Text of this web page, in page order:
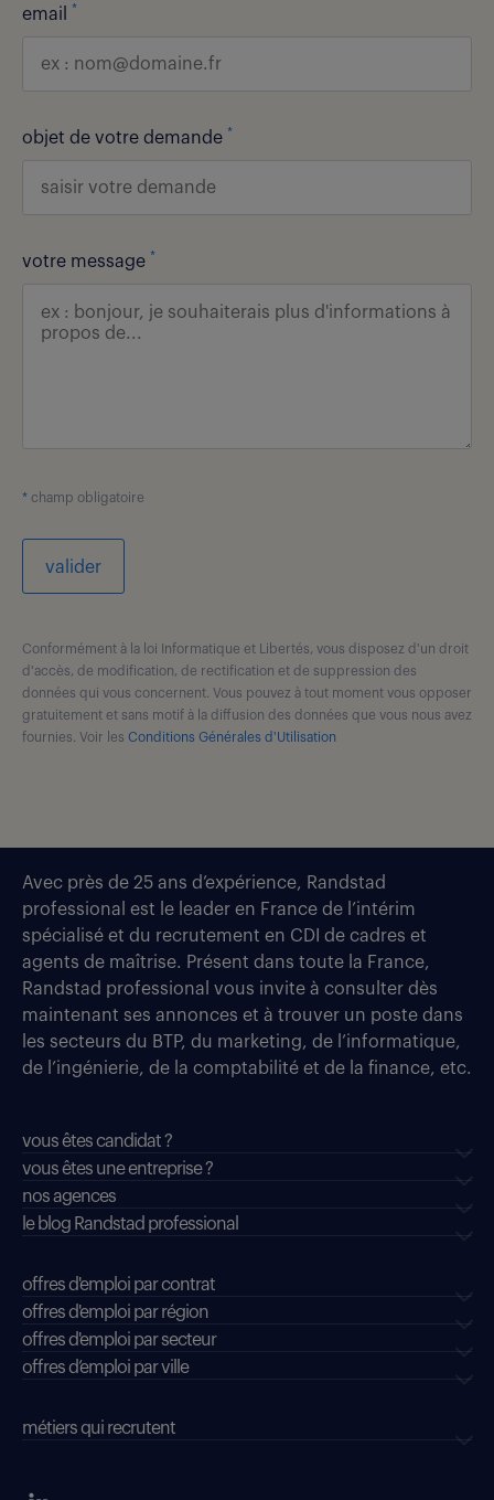
email *
objet de votre demande *
votre message *
* champ obligatoire
valider
Conformément à la loi Informatique et Libertés, vous disposez d'un droit
d'accès, de modification, de rectification et de suppression des
données qui vous concernent. Vous pouvez à tout moment vous opposer
gratuitement et sans motif à la diffusion des données que vous nous avez
fournies. Voir les Conditions Générales d'Utilisation
Avec près de 25 ans d’expérience, Randstad
professional est le leader en France de l’intérim
spécialisé et du recrutement en CDI de cadres et
agents de maîtrise. Présent dans toute la France,
Randstad professional vous invite à consulter dès
maintenant ses annonces et à trouver un poste dans
les secteurs du BTP, du marketing, de l’informatique,
de l’ingénierie, de la comptabilité et de la finance, etc.
vous êtes candidat ?
vous êtes une entreprise ?
nos agences
le blog Randstad professional
offres d'emploi par contrat
offres d'emploi par région
offres d'emploi par secteur
offres d’emploi par ville
métiers qui recrutent